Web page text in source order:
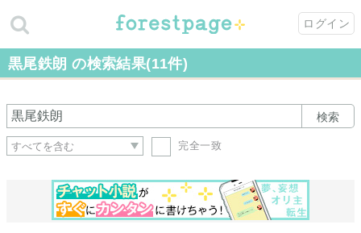
ログイン
黒尾鉄朗 の検索結果(11件)
検索
完全一致